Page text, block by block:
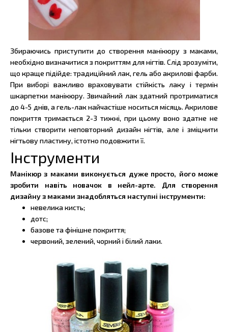
Збираючись приступити до створення манікюру з маками,
необхідно визначитися з покриттям для нігтів. Слід зрозуміти,
що краще підійде: традиційний лак, гель або акрилові фарби.
При виборі важливо враховувати стійкість лаку і термін
шкарпетки манікюру. Звичайний лак здатний протриматися
до 4-5 днів, а гель-лак найчастіше носиться місяць. Акрилове
покриття тримається 2-3 тижні, при цьому воно здатне не
тільки створити неповторний дизайн нігтів, але і зміцнити
нігтьову пластину, істотно подовжити її.
Інструменти
Манікюр з маками виконується дуже просто, його може
зробити навіть новачок в нейл-арте. Для створення
дизайну з маками знадобляться наступні інструменти:
невелика кисть;
дотс;
базове та фінішне покриття;
червоний, зелений, чорний і білий лаки.